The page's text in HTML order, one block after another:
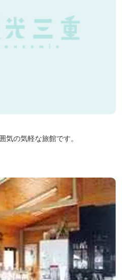
気の気軽な旅館です。